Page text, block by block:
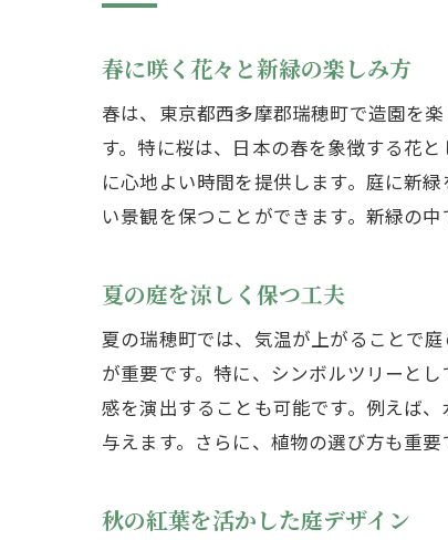
春に咲く花々と新緑の楽しみ方
春は、東京都西多摩郡瑞穂町で造園を
す。特に桜は、日本の春を象徴する花
に心地よい時間を提供します。庭に新
い景観を保つことができます。新緑の
夏の庭を涼しく保つ工夫
夏の瑞穂町では、気温が上がることで
が重要です。特に、シンボルツリーと
感を演出することも可能です。例えば
与えます。さらに、植物の選び方も重
秋の紅葉を活かした庭デザイン